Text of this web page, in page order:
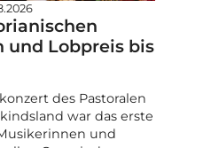
und Lobpreis bis
des Pastoralen
war das erste
und